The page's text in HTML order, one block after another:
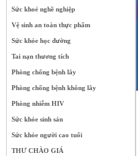
Sức khoẻ nghề nghiệp
Vệ sinh an toàn thực phẩm
Sức khỏe học đường
Tai nạn thương tích
Phòng chống bệnh lây
Phòng chống bệnh không lây
Phòng nhiễm HIV
Sức khỏe sinh sản
Sức khỏe người cao tuổi
THƯ CHÀO GIÁ